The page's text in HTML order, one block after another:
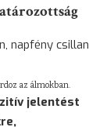
az álmokban.
jelentést